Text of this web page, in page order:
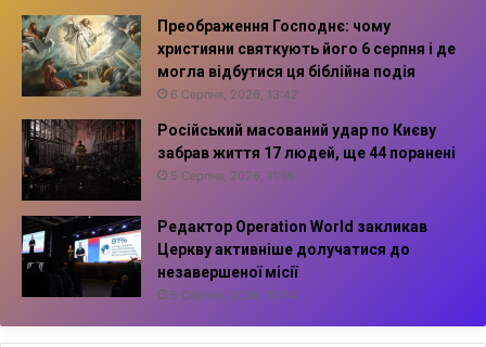
Преображення Господнє: чому
християни святкують його 6 серпня і де
могла відбутися ця біблійна подія
6 Серпня, 2026, 13:42
Російський масований удар по Києву
забрав життя 17 людей, ще 44 поранені
5 Серпня, 2026, 11:16
Редактор Operation World закликав
Церкву активніше долучатися до
незавершеної місії
5 Серпня, 2026, 10:14